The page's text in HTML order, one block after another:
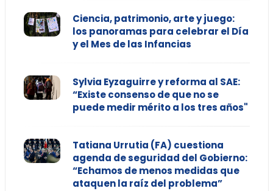
Ciencia, patrimonio, arte y juego:
los panoramas para celebrar el Día
y el Mes de las Infancias
Sylvia Eyzaguirre y reforma al SAE:
“Existe consenso de que no se
puede medir mérito a los tres años"
Tatiana Urrutia (FA) cuestiona
agenda de seguridad del Gobierno:
“Echamos de menos medidas que
ataquen la raíz del problema”